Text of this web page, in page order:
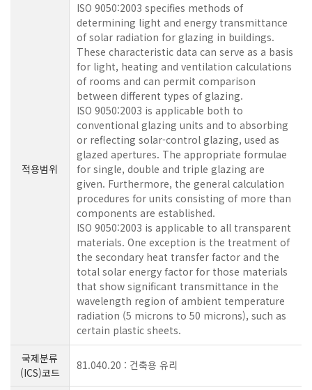
적용범위
ISO 9050:2003 specifies methods of
determining light and energy transmittance
of solar radiation for glazing in buildings.
These characteristic data can serve as a basis
for light, heating and ventilation calculations
of rooms and can permit comparison
between different types of glazing.
ISO 9050:2003 is applicable both to
conventional glazing units and to absorbing
or reflecting solar-control glazing, used as
glazed apertures. The appropriate formulae
for single, double and triple glazing are
given. Furthermore, the general calculation
procedures for units consisting of more than
components are established.
ISO 9050:2003 is applicable to all transparent
materials. One exception is the treatment of
the secondary heat transfer factor and the
total solar energy factor for those materials
that show significant transmittance in the
wavelength region of ambient temperature
radiation (5 microns to 50 microns), such as
certain plastic sheets.
국제분류
(ICS)코드
81.040.20 : 건축용 유리